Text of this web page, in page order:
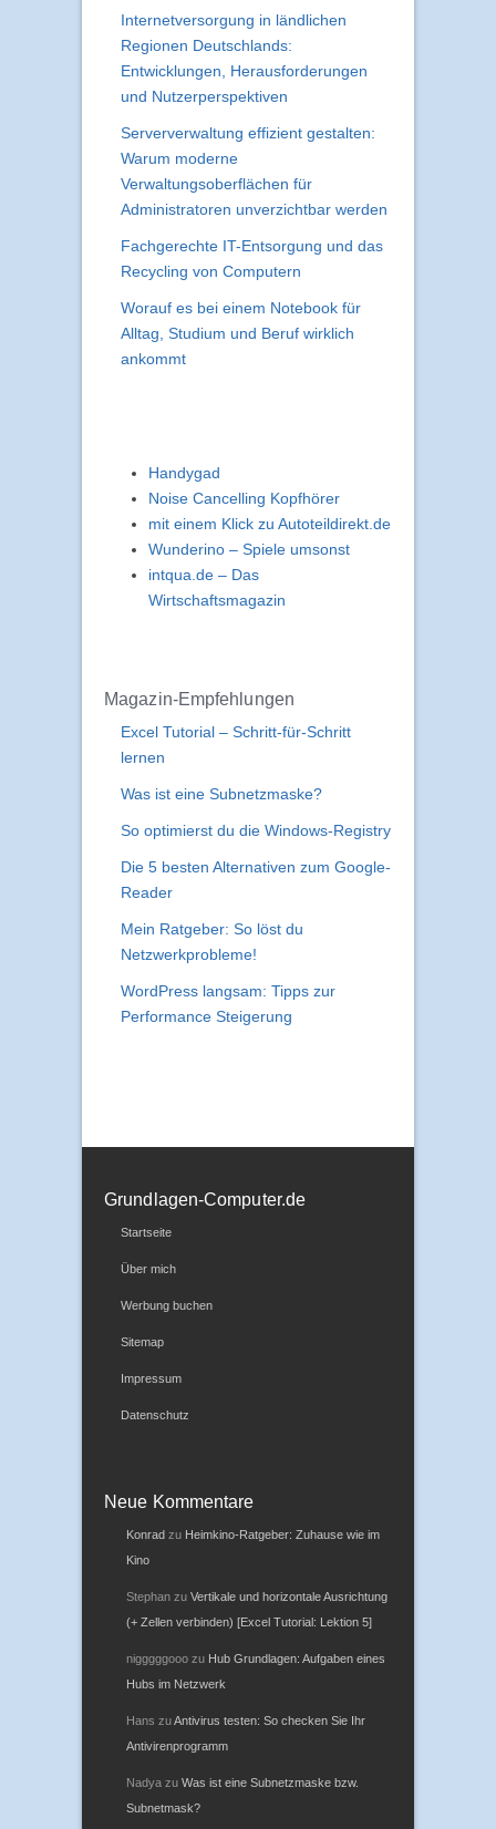
Internetversorgung in ländlichen
Regionen Deutschlands:
Entwicklungen, Herausforderungen
und Nutzerperspektiven
Serververwaltung effizient gestalten:
Warum moderne
Verwaltungsoberflächen für
Administratoren unverzichtbar werden
Fachgerechte IT-Entsorgung und das
Recycling von Computern
Worauf es bei einem Notebook für
Alltag, Studium und Beruf wirklich
ankommt
Handygad
Noise Cancelling Kopfhörer
mit einem Klick zu Autoteildirekt.de
Wunderino – Spiele umsonst
intqua.de – Das
Wirtschaftsmagazin
Magazin-Empfehlungen
Excel Tutorial – Schritt-für-Schritt
lernen
Was ist eine Subnetzmaske?
So optimierst du die Windows-Registry
Die 5 besten Alternativen zum Google-
Reader
Mein Ratgeber: So löst du
Netzwerkprobleme!
WordPress langsam: Tipps zur
Performance Steigerung
Grundlagen-Computer.de
Startseite
Über mich
Werbung buchen
Sitemap
Impressum
Datenschutz
Neue Kommentare
Konrad zu Heimkino-Ratgeber: Zuhause wie im
Kino
Stephan zu Vertikale und horizontale Ausrichtung
(+ Zellen verbinden) [Excel Tutorial: Lektion 5]
nigggggooo zu Hub Grundlagen: Aufgaben eines
Hubs im Netzwerk
Hans zuAntivirus testen: So checken Sie Ihr
Antivirenprogramm
Nadya zu Was ist eine Subnetzmaske bzw.
Subnetmask?